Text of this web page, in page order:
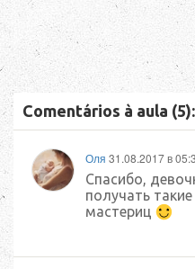
Comentários à aula (5):
Оля 31.08.2017 в
Спасибо,
получать
мастериц